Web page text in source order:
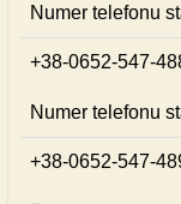
Numer telefonu
+38-0652-547-
Numer telefonu
+38-0652-547-